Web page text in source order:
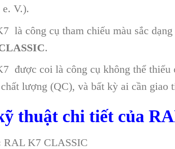
V.).
là công cụ tham chiếu màu sắc
.
được coi là công cụ không thể
lượng (QC), và bất kỳ ai cần giao
thuật chi tiết của
RAL K7 CLASSIC